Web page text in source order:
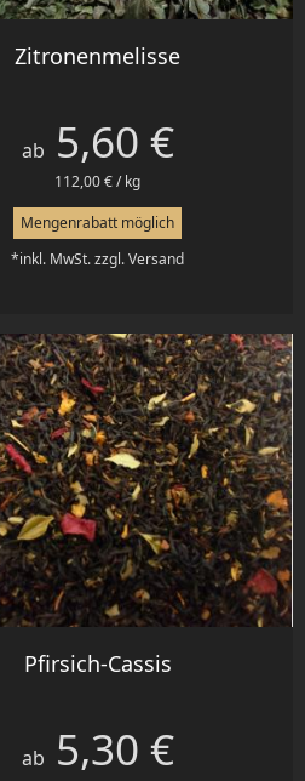
Vorschau
Zitronenmelisse
Preis
ab 5,60 €
112,00 € / kg
Mengenrabatt möglich
*inkl. MwSt. zzgl. Versand
Vorschau
Pfirsich-Cassis
Preis
ab 5,30 €